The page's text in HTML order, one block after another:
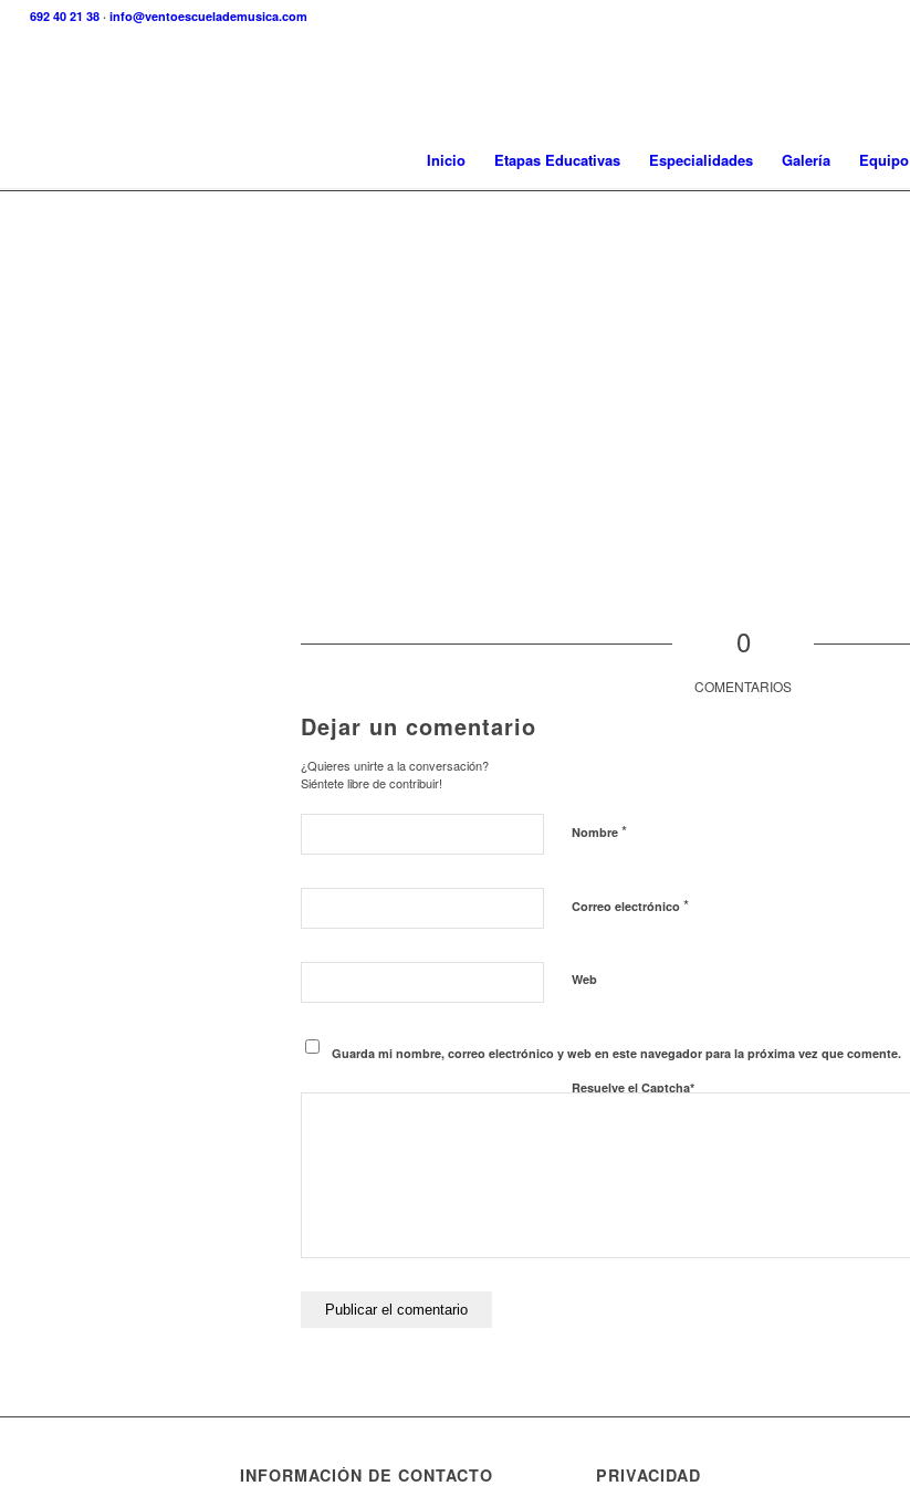
692 40 21 38· info@ventoescuelademusica.com
Inicio Etapas Educativas Especialidades Galería Equipo
0
COMENTARIOS
Dejar un comentario
¿Quieres unirte a la conversación?
Siéntete libre de contribuir!
Nombre *
Correo electrónico *
Web
Guarda mi nombre, correo electrónico y web en este navegador para la próxima vez que comente.
Resuelve el Captcha*
INFORMACIÓN DE CONTACTO PRIVACIDAD